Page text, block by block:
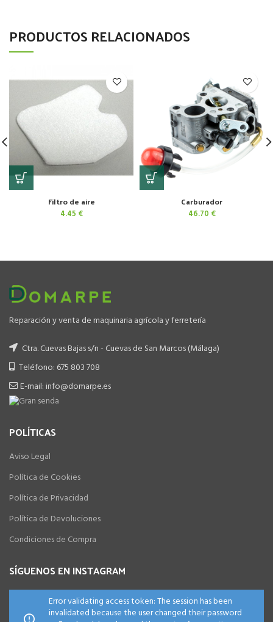
PRODUCTOS RELACIONADOS
Filtro de aire
4.45 €
Carburador
46.70 €
Reparación y venta de maquinaria agrícola y ferretería
Ctra. Cuevas Bajas s/n - Cuevas de San Marcos (Málaga)
Teléfono: 675 803 708
E-mail: info@domarpe.es
POLÍTICAS
Aviso Legal
Política de Cookies
Política de Privacidad
Política de Devoluciones
Condiciones de Compra
SÍGUENOS EN INSTAGRAM
Error validating access token: The session has been
invalidated because the user changed their password